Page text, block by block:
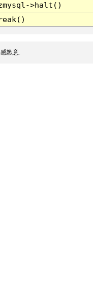
>halt()
歉意.